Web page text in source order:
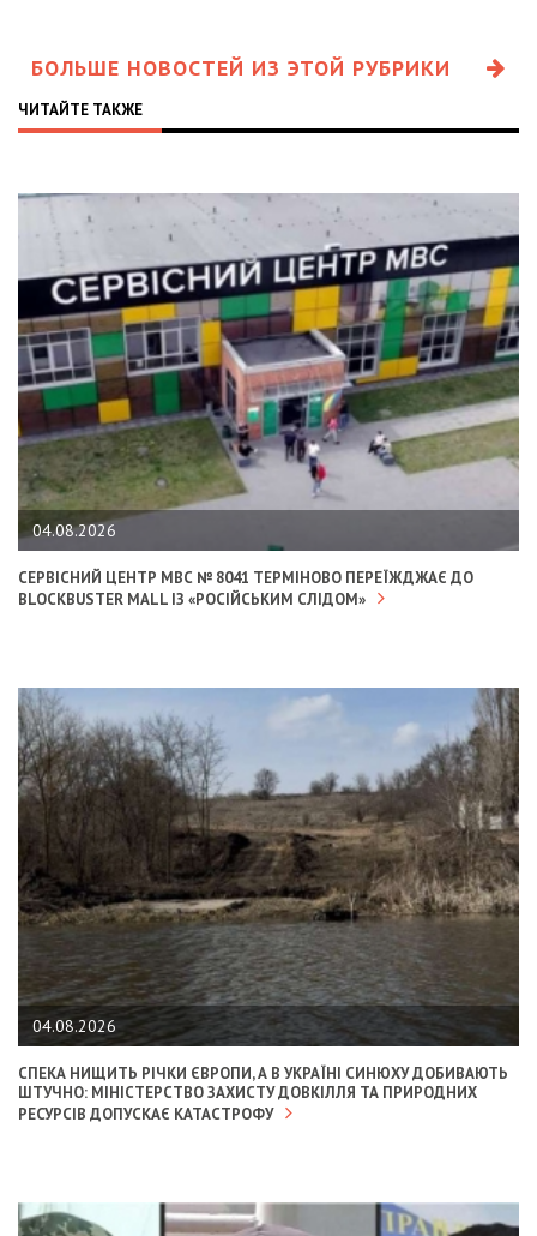
БОЛЬШЕ НОВОСТЕЙ ИЗ ЭТОЙ РУБРИКИ
ЧИТАЙТЕ ТАКЖЕ
04.08.2026
СЕРВІСНИЙ ЦЕНТР МВС № 8041 ТЕРМІНОВО ПЕРЕЇЖДЖАЄ ДО
BLOCKBUSTER MALL ІЗ «РОСІЙСЬКИМ СЛІДОМ»
04.08.2026
СПЕКА НИЩИТЬ РІЧКИ ЄВРОПИ, А В УКРАЇНІ СИНЮХУ ДОБИВАЮТЬ
ШТУЧНО: МІНІСТЕРСТВО ЗАХИСТУ ДОВКІЛЛЯ ТА ПРИРОДНИХ
РЕСУРСІВ ДОПУСКАЄ КАТАСТРОФУ